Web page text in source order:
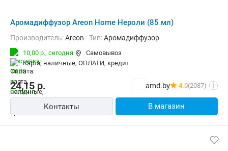
Аромадиффузор Areon Home Нероли (85 мл)
Производитель:Areon Тип:Аромадиффузор
10,00 р., сегодня
Самовывоз
карта, наличные, ОПЛАТИ, кредит
24,15 р. amd.by 4.0(2087) i
Контакты В магазин